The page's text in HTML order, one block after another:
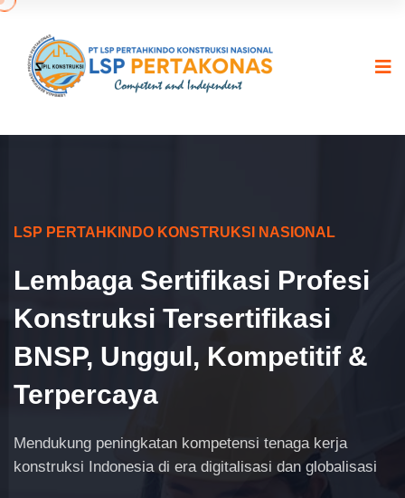
LSP PERTAHKINDO KONSTRUKSI NASIONAL
Lembaga Sertifikasi Profesi
Konstruksi Tersertifikasi
BNSP, Unggul, Kompetitif &
Terpercaya
Mendukung peningkatan kompetensi tenaga kerja
konstruksi Indonesia di era digitalisasi dan globalisasi